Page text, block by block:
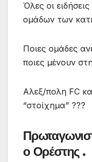
Όλες οι
ομάδων των
Ποιες ομάδες
ποιες μένουν
Αλεξ/πολη FC
“στοίχημα” ???
ο Ορέστης .